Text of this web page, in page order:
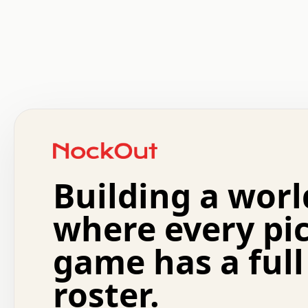
.   +   .   .   o   .   .   .   .   .   .   :   .
.   .   .   o   .   .   .   .   .   .   .   .   x   .
.   .   .   .   +   .   .   .   .   .   .   .   +
.   :   .   .   .   .   .   .   .   .   o   .   .
.   .   .   x   .   .   .   .   .   .   :   .   .   o
.   .   .   .   :   .   .   .   .   o   .   .   .
+   .   .   :   .   .   .   .   .   .   .   .   .
.   .   .   .   .   .   .   :   .   .   .   .   .
.   .   .   .   .   .   .   +   .   .   x   .   .
.   .   .   .   .   :   +   .   .   .   .   .   o
Building a
where every
game has a full
roster.